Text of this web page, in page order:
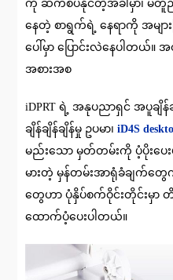
ကို ဆက်စပ်နိုင်တဲ့အခါမှာ၊
နေတဲ့ စာရွက်ရဲ့ နေရာကို အများ
ပေါ်မှာ ပြောင်းလဲနေပါတယ်။
အစားအစ
iDPRT ရဲ့ အနုပညာရှင် အပူချိန်ချိန်
ချိန်ချိန်ချိန်မှု ဥပမာ၊iD4S
မည်းသော မှတ်တမ်းကို ပံ့ပိုးပေ
မားတဲ့ မှန်တမ်းအာရုံခံချက်တွ
တွေဟာ ပုံနှိပ်စက်ဝိုင်းတိုင်းမှ
ထောက်ပံ့ပေးပါတယ်။